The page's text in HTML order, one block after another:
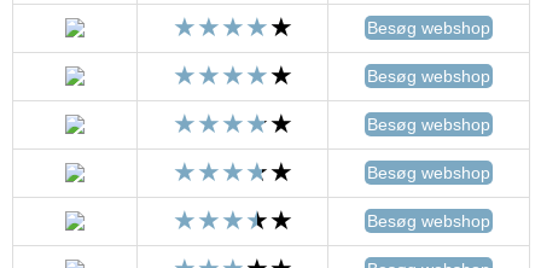
Besøg webshop
Besøg webshop
Besøg webshop
Besøg webshop
Besøg webshop